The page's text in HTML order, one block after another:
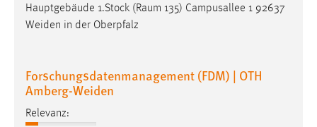
Hauptgebäude 1.Stock (Raum 135) Campusallee 1 92637
Weiden in der Oberpfalz
Forschungsdatenmanagement (FDM) | OTH
Amberg-Weiden
Relevanz: